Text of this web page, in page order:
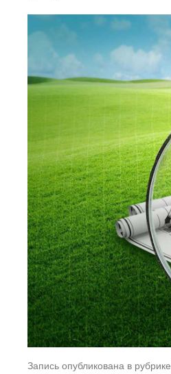
Запись опубликована в рубрике